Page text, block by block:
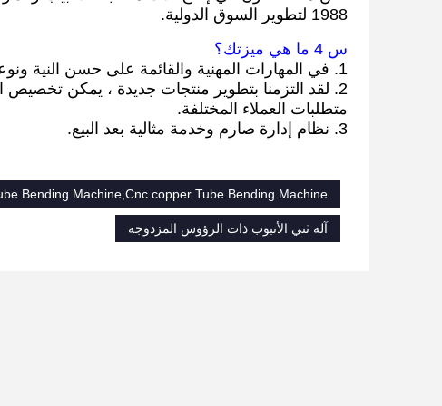
1988 لتطوير السوق الدولية.
س 4 ما هي ميزتك؟
1. في المهارات المهنية والقائمة على حسن النية ونوعية ممتازة.
2. لقد التزمنا بتطوير منتجات جديدة ، يمكن تخصيص المعدات وفقًا لـ
متطلبات العملاء المختلفة.
3. نظام إدارة صارم وخدمة مثالية بعد البيع.
Bending Machine,Cnc copper Tube Bending Machine
آلة ثني الأنبوب ذات الرؤوس المزدوجة